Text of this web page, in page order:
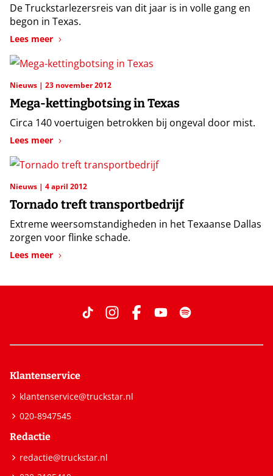
De Truckstarlezersreis van dit jaar is in volle gang en
begon in Texas.
Lees meer
Nieuws 23 november 2012
Mega-kettingbotsing in Texas
Circa 140 voertuigen betrokken bij ongeval door mist.
Lees meer
Nieuws 4 april 2012
Tornado treft transportbedrijf
Extreme weersomstandigheden in het Texaanse Dallas
zorgen voor flinke schade.
Lees meer
Klantenservice
klantenservice@truckstar.nl
020-8947545
Redactie
redactie@truckstar.nl